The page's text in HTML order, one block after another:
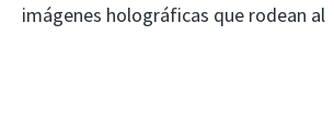
imágenes holográficas que rodean al